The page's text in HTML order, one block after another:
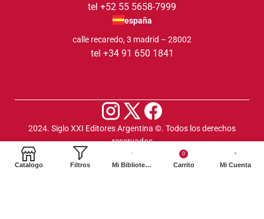
tel +52 55 5658-7999
españa
calle recaredo, 3 madrid – 28002
tel +34 91 650 1841
2024. Siglo XXI Editores Argentina ©️. Todos los derechos
reservados
Catalogo Filtros Mi Biblioteca
0
Carrito Mi Cuenta